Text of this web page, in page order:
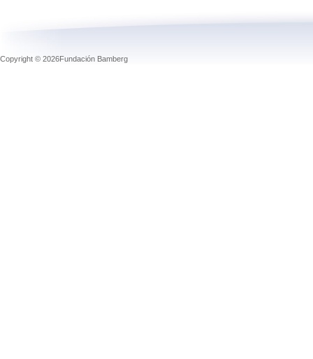
Copyright © 2026Fundación Bamberg